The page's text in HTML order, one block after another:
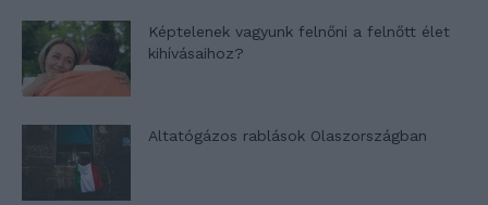
Képtelenek vagyunk felnőni a felnőtt élet
kihívásaihoz?
Altatógázos rablások Olaszországban